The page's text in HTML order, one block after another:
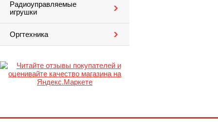
Радиоуправляемые
игрушки
Оргтехника